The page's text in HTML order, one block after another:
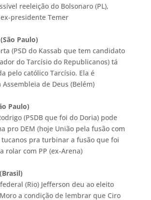
reeleição do Bolsonaro (PL),
presidente Temer
Paulo)
(PSD do Kassab que tem candidato
do Tarcísio do Republicanos) tá
pelo católico Tarcísio. Ela é
de Deus (Belém)
Paulo)
(PSDB que foi do Doria) pode
pro DEM (hoje União pela fusão com
tucanos pra turbinar a fusão que foi
rolar com PP (ex-Arena)
(Rio) Jefferson deu ao eleito
a condição de lembrar que Ciro